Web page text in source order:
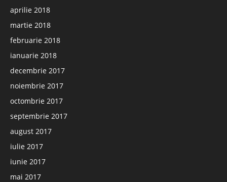
aprilie 2018
martie 2018
februarie 2018
ianuarie 2018
decembrie 2017
noiembrie 2017
octombrie 2017
septembrie 2017
august 2017
iulie 2017
iunie 2017
mai 2017